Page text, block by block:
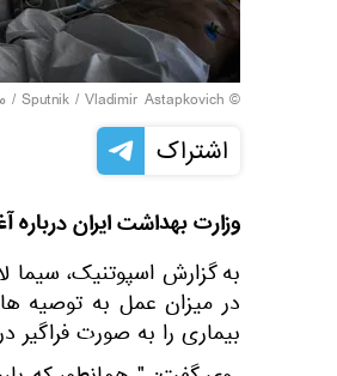
© Sputnik / Vladimir Astapkovich
/
اشتراک
وزارت بهداشت ایران
به گزارش اسپوتنیک،
در میزان عمل به توصیه
بیماری را به صورت فراگیر